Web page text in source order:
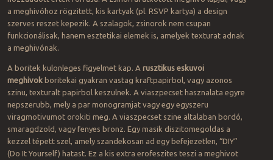
a meghivóhoz rögzitett, kis kartyak (pl. RSVP kartya) a design
szerves reszet kepezik. A szalagok, zsinorok nem csupan
funkcionálisak, hanem esztetikai elemek is, amelyek texturat adnak
a meghivónak.
A boritek kulonleges figyelmet kap. A rusztikus eskuvoi
meghivokboritekai gyakran vastag kraftpapirbol, vagy azonos
szinu, texturalt papirbol keszulnek. A viaszpecset hasznalata egyre
nepszerubb, mely a par monogramjat vagy egy egyszeru
viragmotivumot orokiti meg. A viaszpecset szine altalaban bordó,
smaragdzold, vagy fenyes bronz. Egy masik diszitomegoldas a
kezzel tépett szel, amely szandekosan ad egy befejezetlen, “DIY”
(Do It Yourself) hatast. Ez a kis extra erofeszites teszi a meghivot